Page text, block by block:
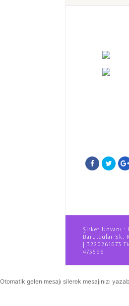
Şirket Unvanı :
Barutcular Sk.
| 3220261673
475596
Otomatik gelen mesajı silerek mesajınızı